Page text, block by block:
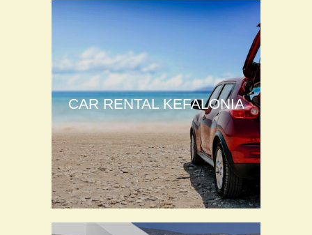
CAR RENTAL KEFALONIA